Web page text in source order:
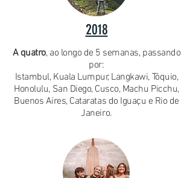
2018
A quatro, ao longo de 5 semanas, passando
por:
Istambul, Kuala Lumpur, Langkawi, Tóquio,
Honolulu, San Diego, Cusco, Machu Picchu,
Buenos Aires, Cataratas do Iguaçu e Rio de
Janeiro.